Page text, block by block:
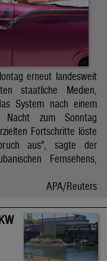
erneut landesweit
staatliche Medien,
System nach einem
Nacht zum Sonntag
Fortschritte löste
aus", sagte der
Fernsehens,
APA/Reuters